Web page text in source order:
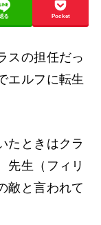
る Pocket
スの担任だっ
エルフに転生
たときはクラ
先生（フィリ
敵と言われて